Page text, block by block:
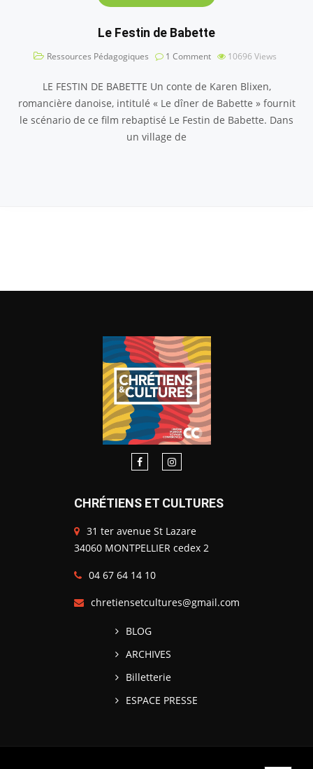
Le Festin de Babette
Ressources Pédagogiques 1 Comment 10696 Views
LE FESTIN DE BABETTE Un conte de Karen Blixen,
romancière danoise, intitulé « Le dîner de Babette » fournit
le scénario de ce film rebaptisé Le Festin de Babette. Dans
un village de
CHRÉTIENS ET CULTURES
31 ter avenue St Lazare
34060 MONTPELLIER cedex 2
04 67 64 14 10
chretiensetcultures@gmail.com
BLOG
ARCHIVES
Billetterie
ESPACE PRESSE